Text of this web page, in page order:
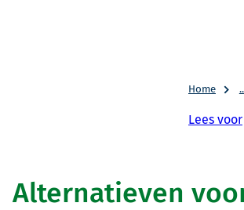
Home
Lees voor
Alternatieven